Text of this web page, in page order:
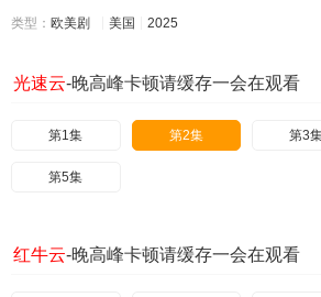
类型： 欧美剧 美国 2025
光速云-晚高峰卡顿请缓存一会在观看
第1集 第2集 第3
第5集
红牛云-晚高峰卡顿请缓存一会在观看